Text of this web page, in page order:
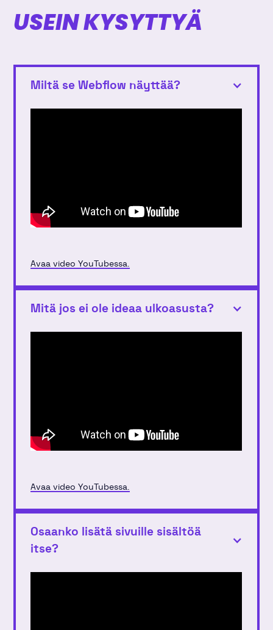
USEIN KYSYTTYÄ
Miltä se Webflow näyttää?
Avaa video YouTubessa.
Mitä jos ei ole ideaa ulkoasusta?
Avaa video YouTubessa.
Osaanko lisätä sivuille sisältöä
itse?